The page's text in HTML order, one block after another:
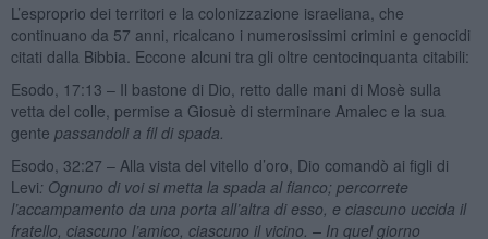
L’esproprio dei territori e la colonizzazione israeliana, che
continuano da 57 anni, ricalcano i numerosissimi crimini e genocidi
citati dalla Bibbia. Eccone alcuni tra gli oltre centocinquanta citabili:
Esodo, 17:13 – Il bastone di Dio, retto dalle mani di Mosè sulla
vetta del colle, permise a Giosuè di sterminare Amalec e la sua
gente passandoli a fil di spada.
Esodo, 32:27 – Alla vista del vitello d’oro, Dio comandò ai figli di
Levi: Ognuno di voi si metta la spada al fianco; percorrete
l’accampamento da una porta all’altra di esso, e ciascuno uccida il
fratello, ciascuno l’amico, ciascuno il vicino. – In quel giorno